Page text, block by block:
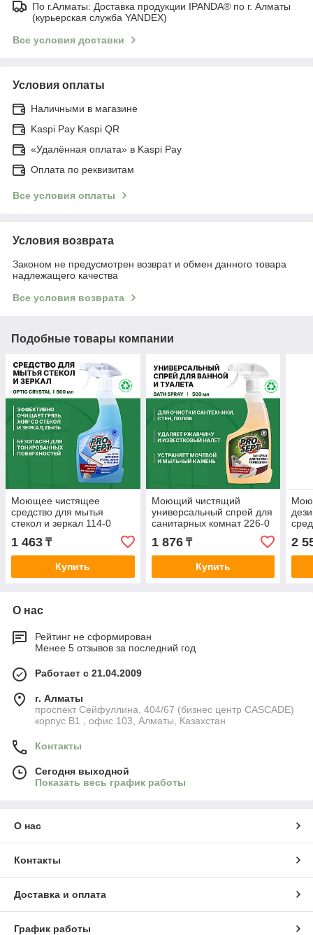
По г.Алматы: Доставка продукции IPANDA® по г. Алматы
(курьерская служба YANDEX)
Все условия доставки
Условия оплаты
Наличными в магазине
Kaspi Pay Kaspi QR
«Удалённая оплата» в Kaspi Pay
Оплата по реквизитам
Все условия оплаты
Условия возврата
Законом не предусмотрен возврат и обмен данного товара
надлежащего качества
Все условия возврата
Подобные товары компании
Моющее чистящее
средство для мытья
стекол и зеркал 114-0
КРИСТАЛЛ) 0,5 л
1 463 ₸
Купить
Моющий чистящий
универсальный спрей для
санитарных комнат 226-0
(УНИВЕРСАЛ СПРЕЙ)
0,55 л
1 876₸
Купить
2
О нас
Рейтинг не сформирован
Менее 5 отзывов за последний год
Работает с 21.04.2009
г. Алматы
​проспект Сейфуллина, 404/67 (бизнес центр CASCADE)
корпус В1 , офис 103, Алматы, Казахстан
Контакты
Сегодня выходной
Показать весь график работы
О нас
Контакты
Доставка и оплата
График работы